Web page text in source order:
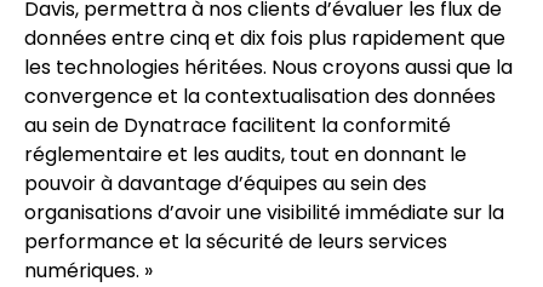
Davis, permettra à nos clients d’évaluer les flux de
données entre cinq et dix fois plus rapidement que
les technologies héritées. Nous croyons aussi que la
convergence et la contextualisation des données
au sein de Dynatrace facilitent la conformité
réglementaire et les audits, tout en donnant le
pouvoir à davantage d’équipes au sein des
organisations d’avoir une visibilité immédiate sur la
performance et la sécurité de leurs services
numériques. »